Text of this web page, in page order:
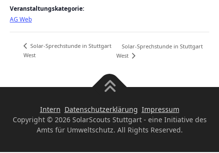
Veranstaltungskategorie:
AG Web
Solar-Sprechstunde in Stuttgart
West
Solar-Sprechstunde in Stuttgart
West
Intern Datenschutzerklärung Impressum
Copyright © 2026 SolarScouts Stuttgart - eine Initiative des
Amts für Umweltschutz. All Rights Reserved.